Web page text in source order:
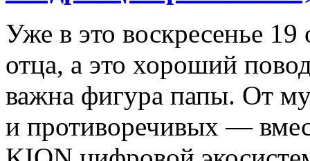
Уже в это воскресенье
отца, а это хороший
важна фигура папы. От
и противоречивых —